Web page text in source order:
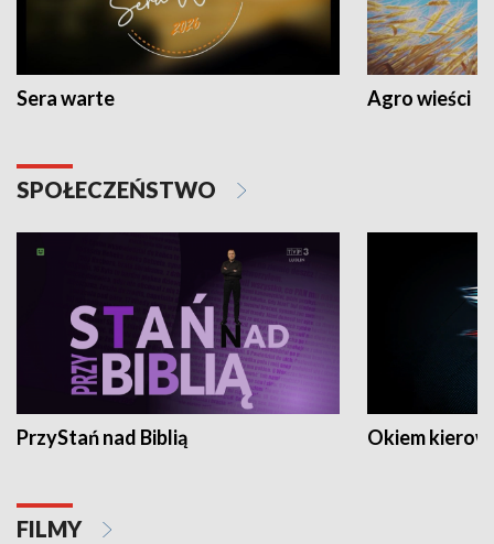
Sera warte Agro wieści
SPOŁECZEŃSTWO
PrzyStań nad Biblią Okiem
FILMY